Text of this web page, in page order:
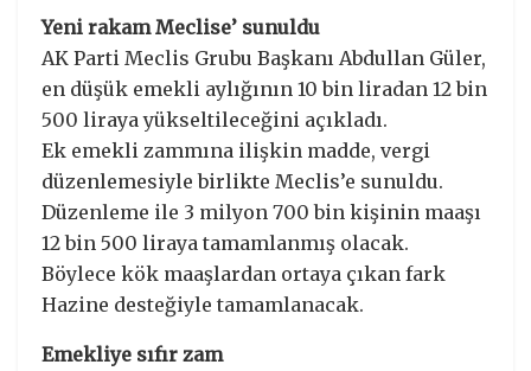
Yeni rakam Meclise’ sunuldu
AK Parti Meclis Grubu Başkanı Abdullan Güler,
en düşük emekli aylığının 10 bin liradan 12 bin
500 liraya yükseltileceğini açıkladı.
Ek emekli zammına ilişkin madde, vergi
düzenlemesiyle birlikte Meclis’e sunuldu.
Düzenleme ile 3 milyon 700 bin kişinin maaşı
12 bin 500 liraya tamamlanmış olacak.
Böylece kök maaşlardan ortaya çıkan fark
Hazine desteğiyle tamamlanacak.
Emekliye sıfır zam